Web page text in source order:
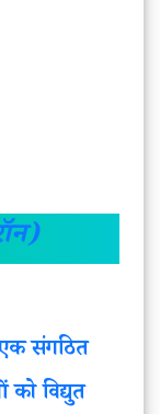
संगठित
विद्युत